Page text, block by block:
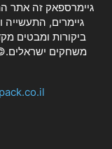
גיימרספאק זה אתר
גיימרים,
ביקורות ומבטים